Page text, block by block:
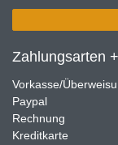
Zahlungsarten
Vorkasse/
Paypal
Rechnung
Kreditkarte